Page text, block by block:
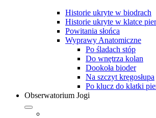
Historie ukryte w biodrach
Historie ukryte w klatce
Powitania słońca
Wyprawy Anatomiczne
Po śladach stóp
Do wnętrza kolan
Dookoła bioder
Na szczyt kręgosłupa
Po klucz do klatki
Obserwatorium Jogi